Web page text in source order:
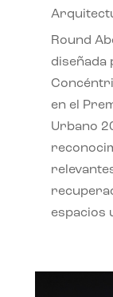
Round
diseñada
en el
Urbano
espacios